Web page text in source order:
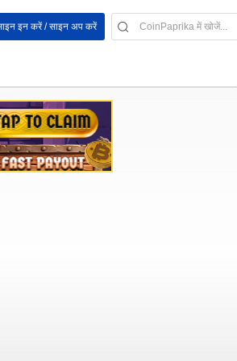
इन करें / साइन अप करें